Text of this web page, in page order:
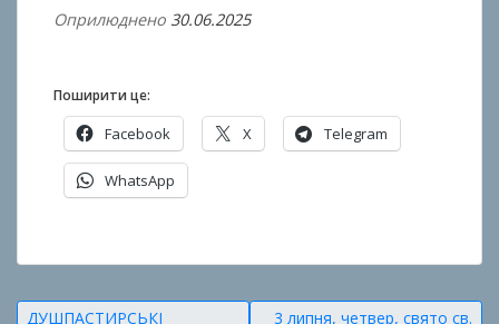
Оприлюднено 30.06.2025В
t
o
k
Поширити це:
Facebook X Telegram
WhatsApp
п
у
ДУШПАСТИРСЬКІ
3 липня, четвер, свято св.